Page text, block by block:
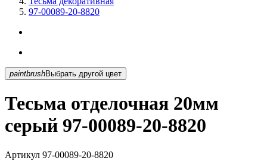
97-00089-20-8820
paintbrush Выбрать другой цвет
Тесьма отделочная 20мм
серый 97-00089-20-8820
Артикул 97-00089-20-8820